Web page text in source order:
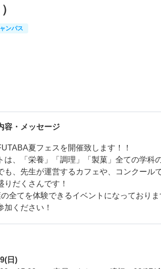
ンパス
容・メッセージ
夏フェスを開催致します！！
は、「栄養」「調理」「製菓」全ての学科
も、先生が運営するカフェや、コンクール
りだくさんです！
全てを体験できるイベントになっておりま
加ください！
日)